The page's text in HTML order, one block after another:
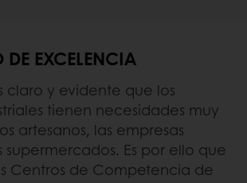
DE EXCELENCIA
claro y evidente que los
tienen necesidades muy
artesanos, las empresas
supermercados. Es por ello que
Centros de Competencia de